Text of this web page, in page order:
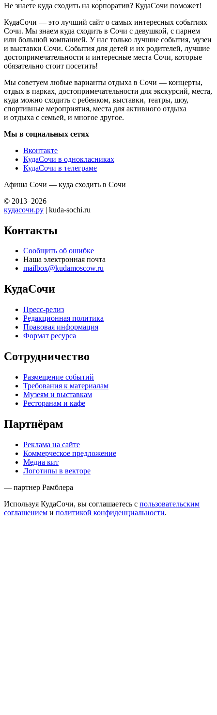
Не знаете куда сходить на корпоратив? КудаСочи поможет!
КудаСочи — это лучший сайт о самых интересных событиях
Сочи. Мы знаем куда сходить в Сочи с девушкой, с парнем
или большой компанией. У нас только лучшие события, музеи
и выставки Сочи. События для детей и их родителей, лучшие
достопримечательности и интересные места Сочи, которые
обязательно стоит посетить!
Мы советуем любые варианты отдыха в Сочи — концерты,
отдых в парках, достопримечательности для экскурсий, места,
куда можно сходить с ребенком, выставки, театры, шоу,
спортивные мероприятия, места для активного отдыха
и отдыха с семьей, и многое другое.
Мы в социальных сетях
Вконтакте
КудаСочи в однокласниках
КудаСочи в телеграме
Афиша Сочи — куда сходить в Сочи
© 2013–2026
кудасочи.ру | kuda-sochi.ru
Контакты
Сообщить об ошибке
Наша электронная почта
mailbox@kudamoscow.ru
КудаСочи
Пресс-релиз
Редакционная политика
Правовая информация
Формат ресурса
Сотрудничество
Размещение событий
Требования к материалам
Музеям и выставкам
Ресторанам и кафе
Партнёрам
Реклама на сайте
Коммерческое предложение
Медиа кит
Логотипы в векторе
— партнер Рамблера
Используя КудаСочи, вы соглашаетесь с пользовательским
соглашением и политикой конфиденциальности.